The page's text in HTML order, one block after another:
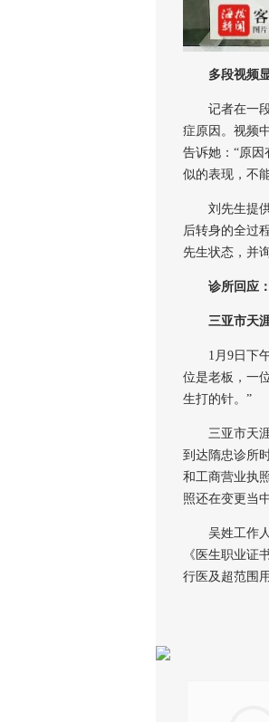
多段视频显
记者在一段
症原因。视频
告诉她：“原
似的表现，不
刘先生提供
后转身的全过
先生状态，并
诊所回应：
三亚市天涯
1月9日下午
位是老板，一
生打的针。”
三亚市天涯
到达隋忠诊所
和工商营业执
照还在变更当
吴姓工作人
《医生职业证
行医及超范围